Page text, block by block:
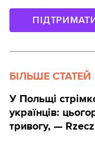
БІЛЬШЕ СТАТЕЙ
У Польщі
українців:
тривогу, —